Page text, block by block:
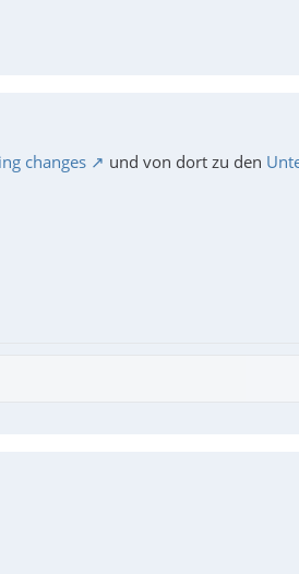
changes und von dort zu den